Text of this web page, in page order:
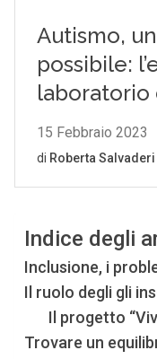
Indice degli
Inclusione, i
Il ruolo degli gli
Il progetto
Trovare un